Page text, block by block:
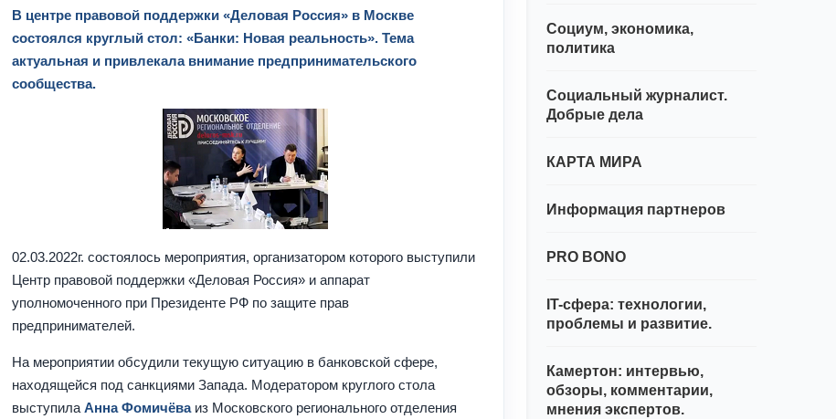
В центре правовой поддержки «Деловая Россия» в Москве
состоялся круглый стол: «Банки: Новая реальность». Тема
актуальная и привлекала внимание предпринимательского
сообщества.
02.03.2022г. состоялось мероприятия, организатором которого выступили
Центр правовой поддержки «Деловая Россия» и аппарат
уполномоченного при Президенте РФ по защите прав
предпринимателей.
На мероприятии обсудили текущую ситуацию в банковской сфере,
находящейся под санкциями Запада. Модератором круглого стола
выступилаАнна Фомичёваиз Московского регионального отделения
Социум, экономика,
политика
Социальный журналист.
Добрые дела
КАРТА МИРА
Информация партнеров
PRO BONO
IT-сфера: технологии,
проблемы и развитие.
Камертон: интервью,
обзоры, комментарии,
мнения экспертов.